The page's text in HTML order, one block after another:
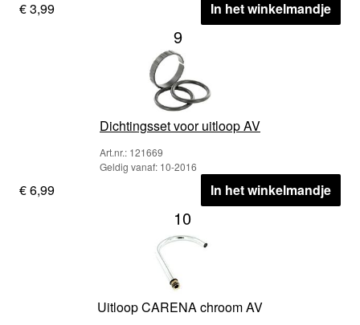
€ 3,99 In het winkelmandje
9
Dichtingsset voor uitloop AV
Art.nr.: 121669
Geldig vanaf: 10-2016
€ 6,99 In het winkelmandje
10
Uitloop CARENA chroom AV